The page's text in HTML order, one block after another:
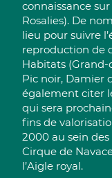
connaissance
Rosalies). De
lieu pour suivre
reproduction de
Habitats (Grand-
Pic noir, Damier
également citer
qui sera
fins de
2000 au sein des
Cirque de
l’Aigle royal.